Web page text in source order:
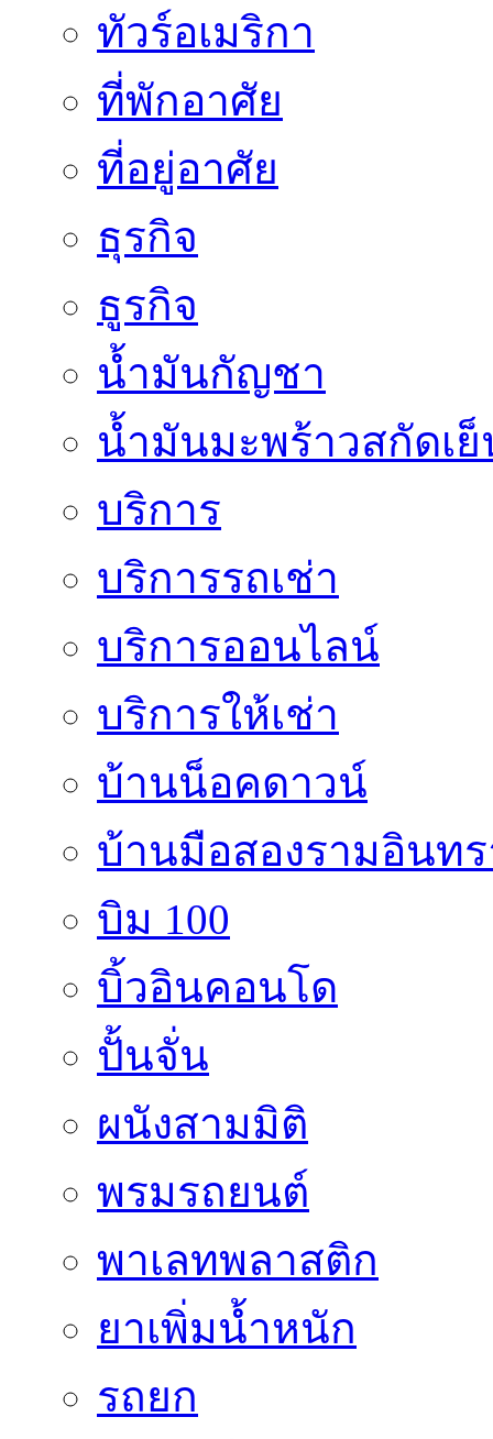
ทัวร์อเมริกา
ที่พักอาศัย
ที่อยู่อาศัย
ธุรกิจ
ธูรกิจ
น้ำมันกัญชา
น้ำมันมะพร้าวสกัดเ
บริการ
บริการรถเช่า
บริการออนไลน์
บริการให้เช่า
บ้านน็อคดาวน์
บ้านมือสองรามอินท
บิม 100
บิ้วอินคอนโด
ปั้นจั่น
ผนังสามมิติ
พรมรถยนต์
พาเลทพลาสติก
ยาเพิ่มน้ำหนัก
รถยก